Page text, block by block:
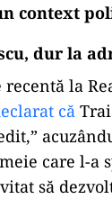
context
dur la
la
că
care l-a
să